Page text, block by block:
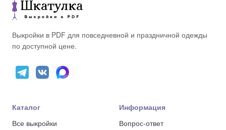
Выкройки в PDF для повседневной и праздничной одежды
по доступной цене.
Каталог
Все выкройки
Информация
Вопрос-ответ